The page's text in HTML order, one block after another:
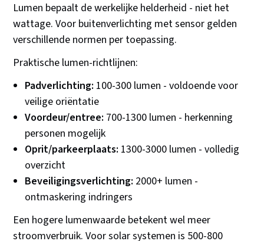
Lumen bepaalt de werkelijke helderheid - niet het
wattage. Voor buitenverlichting met sensor gelden
verschillende normen per toepassing.
Praktische lumen-richtlijnen:
Padverlichting: 100-300 lumen - voldoende voor
veilige oriëntatie
Voordeur/entree: 700-1300 lumen - herkenning
personen mogelijk
Oprit/parkeerplaats: 1300-3000 lumen - volledig
overzicht
Beveiligingsverlichting: 2000+ lumen -
ontmaskering indringers
Een hogere lumenwaarde betekent wel meer
stroomverbruik. Voor solar systemen is 500-800